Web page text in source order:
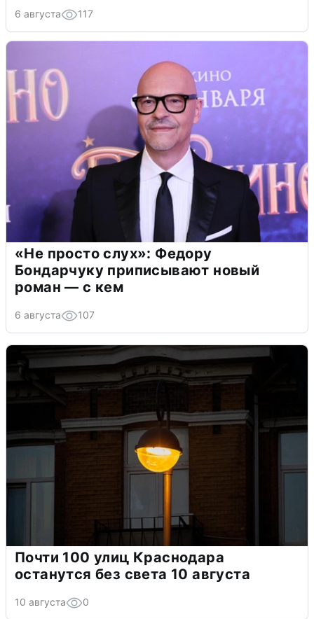
6 августа 117
«Не просто слух»: Федору
Бондарчуку приписывают новый
роман — с кем
6 августа 107
Почти 100 улиц Краснодара
останутся без света 10 августа
10 августа 0